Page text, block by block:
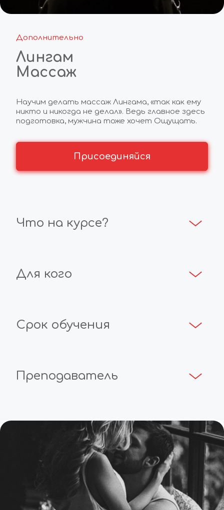
Дополнительно
Лингам
Массаж
Научим делать массаж Лингама, «так как ему
никто и никогда не делал». Ведь главное здесь
подготовка, мужчина тоже хочет Ощущать.
Присоединяйся
Что на курсе?
Для кого
Срок обучения
Преподаватель